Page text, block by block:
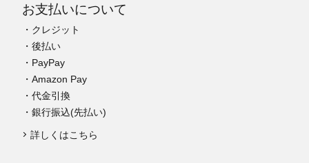
お支払いについて
・クレジット
・後払い
・PayPay
・Amazon Pay
・代金引換
・銀行振込(先払い)
詳しくはこちら